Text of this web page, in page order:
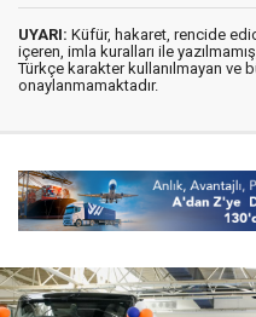
UYARI: Küfür, hakaret, rencide
içeren, imla kuralları ile
Türkçe karakter kullanılmayan ve
onaylanmamaktadır.